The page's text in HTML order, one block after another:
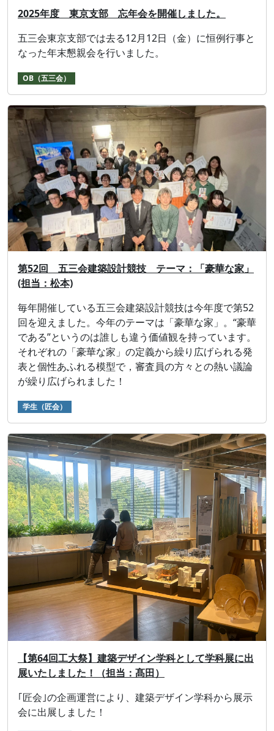
2025年度 東京支部 忘年会を開催しました。
五三会東京⽀部では去る12⽉12⽇（⾦）に恒例⾏事と
なった年末懇親会を⾏いました。
OB（五三会）
第52回 五三会建築設計競技 テーマ：「豪華な家」
(担当：松本)
毎年開催している五三会建築設計競技は今年度で第52
回を迎えました。今年のテーマは「豪華な家」。“豪華
である”というのは誰しも違う価値観を持っています。
それぞれの「豪華な家」の定義から繰り広げられる発
表と個性あふれる模型で，審査員の方々との熱い議論
が繰り広げられました！
学生（匠会）
【第64回工大祭】建築デザイン学科として学科展に出
展いたしました！（担当：髙田）
｢匠会｣の企画運営により、建築デザイン学科から展示
会に出展しました！